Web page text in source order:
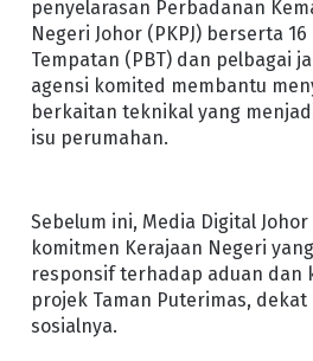
penyelarasan Perbadanan
Negeri Johor (PKPJ) berserta
Tempatan (PBT) dan pelbagai
agensi komited membantu
berkaitan teknikal yang
isu perumahan.
Sebelum ini, Media Digital
komitmen Kerajaan Negeri
responsif terhadap aduan dan
projek Taman Puterimas, dekat
sosialnya.